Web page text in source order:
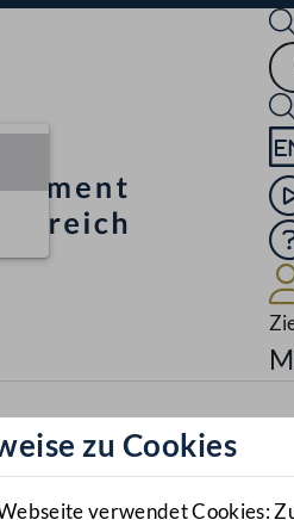
zu Cookies
verwendet Cookies: